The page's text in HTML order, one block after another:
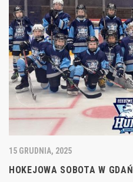
15 GRUDNIA, 2025
HOKEJOWA SOBOTA W